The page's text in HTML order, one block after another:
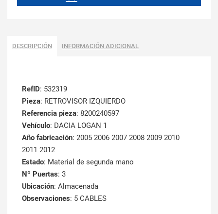
DESCRIPCIÓN INFORMACIÓN ADICIONAL
RefID: 532319
Pieza: RETROVISOR IZQUIERDO
Referencia pieza: 8200240597
Vehículo: DACIA LOGAN 1
Año fabricación: 2005 2006 2007 2008 2009 2010
2011 2012
Estado: Material de segunda mano
Nº Puertas: 3
Ubicación: Almacenada
Observaciones: 5 CABLES